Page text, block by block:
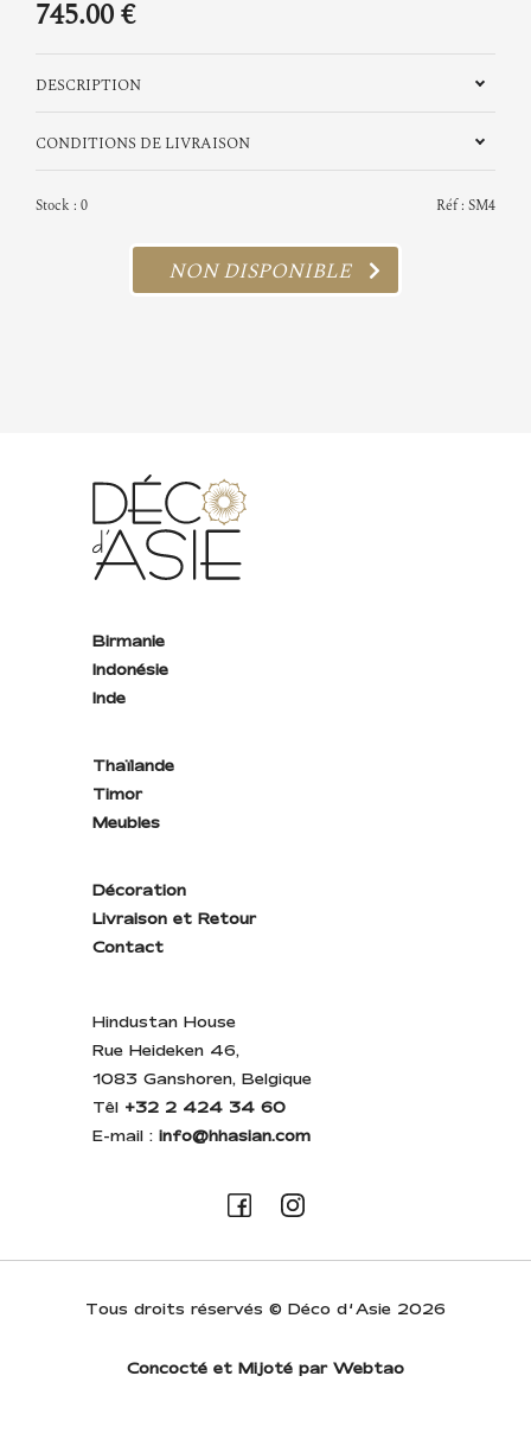
745.00 €
DESCRIPTION
CONDITIONS DE LIVRAISON
Stock : 0 Réf : SM4
NON DISPONIBLE
Birmanie
Indonésie
Inde
Thaïlande
Timor
Meubles
Décoration
Livraison et Retour
Contact
Hindustan House
Rue Heideken 46,
1083 Ganshoren, Belgique
Têl +32 2 424 34 60
E-mail : info@hhasian.com
Tous droits réservés © Déco d’Asie 2026
Concocté et Mijoté par Webtao